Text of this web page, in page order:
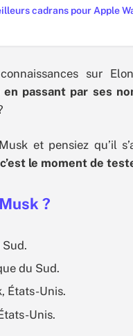
cadrans pour Apple
sur
passant par ses
et pensiez qu’il
c’est le moment de
?
du Sud.
États-Unis.
Unis.